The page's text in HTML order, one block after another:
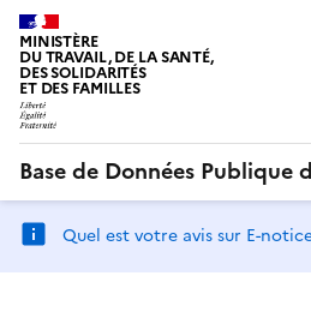
MINISTÈRE
DU TRAVAIL, DE LA SANTÉ,
DES SOLIDARITÉS
ET DES FAMILLES
Base de Données Publique
Quel est votre avis sur E-